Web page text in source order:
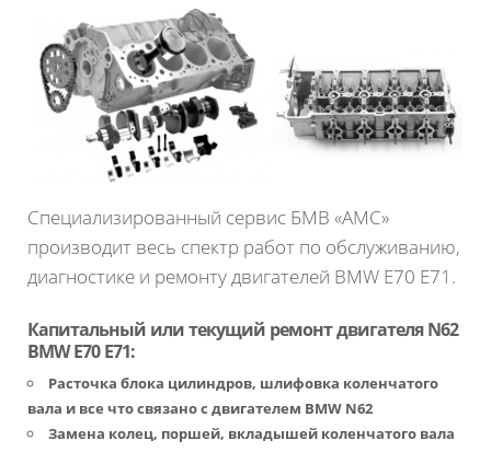
Специализированный сервис БМВ «АМС»
производит весь спектр работ по обслуживанию,
диагностике и ремонту двигателей BMW Е70 Е71.
Капитальный или текущий ремонт двигателя N62
BMW Е70 Е71:
Расточка блока цилиндров, шлифовка коленчатого
вала и все что связано с двигателем BMW N62
Замена колец, поршей, вкладышей коленчатого вала